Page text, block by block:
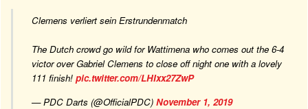
Clemens verliert sein Erstrundenmatch
The Dutch crowd go wild for Wattimena who comes out the 6-4
victor over Gabriel Clemens to close off night one with a lovely
111 finish! pic.twitter.com/LHIxx27ZwP
— PDC Darts (@OfficialPDC) November 1, 2019